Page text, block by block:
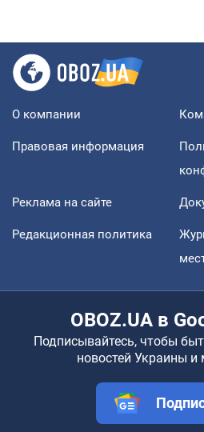
О компании
Правовая информация
Реклама на сайте
Редакционная политика
OBOZ.UA в
Подписывайтесь, чтобы
новостей Украины и